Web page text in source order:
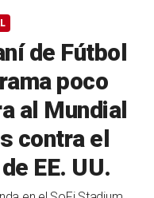
de Fútbol
poco
al Mundial
contra el
EE. UU.